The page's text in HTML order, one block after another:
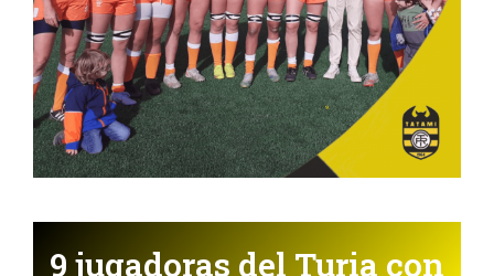
9 jugadoras del Turia con